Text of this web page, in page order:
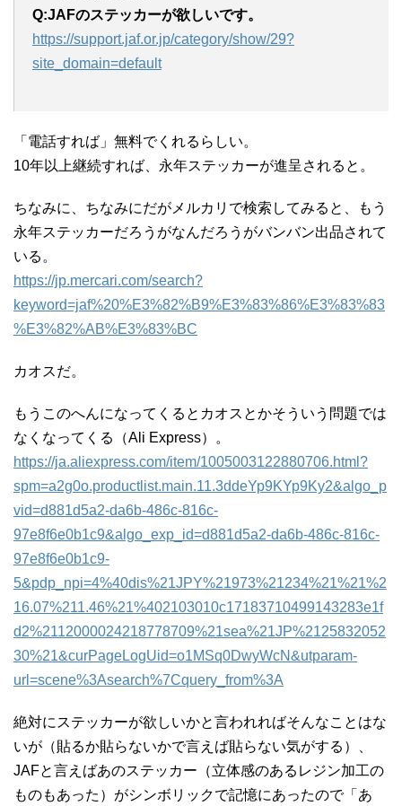
Q:JAFのステッカーが欲しいです。
https://support.jaf.or.jp/category/show/29?
site_domain=default
「電話すれば」無料でくれるらしい。
10年以上継続すれば、永年ステッカーが進呈されると。
ちなみに、ちなみにだがメルカリで検索してみると、もう
永年ステッカーだろうがなんだろうがバンバン出品されて
いる。
https://jp.mercari.com/search?
keyword=jaf%20%E3%82%B9%E3%83%86%E3%83%83
%E3%82%AB%E3%83%BC
カオスだ。
もうこのへんになってくるとカオスとかそういう問題では
なくなってくる（Ali Express）。
https://ja.aliexpress.com/item/1005003122880706.html?
spm=a2g0o.productlist.main.11.3ddeYp9KYp9Ky2&algo_p
vid=d881d5a2-da6b-486c-816c-
97e8f6e0b1c9&algo_exp_id=d881d5a2-da6b-486c-816c-
97e8f6e0b1c9-
5&pdp_npi=4%40dis%21JPY%21973%21234%21%21%2
16.07%211.46%21%402103010c17183710499143283e1f
d2%2112000024218778709%21sea%21JP%2125832052
30%21&curPageLogUid=o1MSq0DwyWcN&utparam-
url=scene%3Asearch%7Cquery_from%3A
絶対にステッカーが欲しいかと言われればそんなことはな
いが（貼るか貼らないかで言えば貼らない気がする）、
JAFと言えばあのステッカー（立体感のあるレジン加工の
ものもあった）がシンボリックで記憶にあったので「あ